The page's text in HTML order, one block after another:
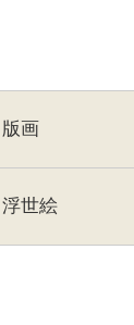
版画
浮世絵